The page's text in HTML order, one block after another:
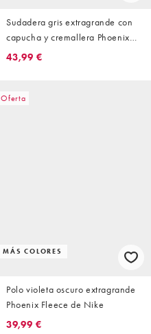
Sudadera gris extragrande con
capucha y cremallera Phoenix
Fleece de Nike
43,99 €
Oferta
MÁS COLORES
Polo violeta oscuro extragrande
Phoenix Fleece de Nike
39,99 €